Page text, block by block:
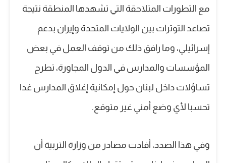
مع التطورات المتلاحقة التي تشهدها المنطقة نتيجة
تصاعد التوترات بين الولايات المتحدة وإيران بدعم
إسرائيلي، وما رافق ذلك من توقف العمل في بعض
المؤسسات والمدارس في الدول المجاورة، تطرح
تساؤلات داخل لبنان حول إمكانية إغلاق المدارس غدا
تحسبا لأي وضع أمني غير متوقع.
وفي هذا الصدد، أفادت مصادر من وزارة التربية أن